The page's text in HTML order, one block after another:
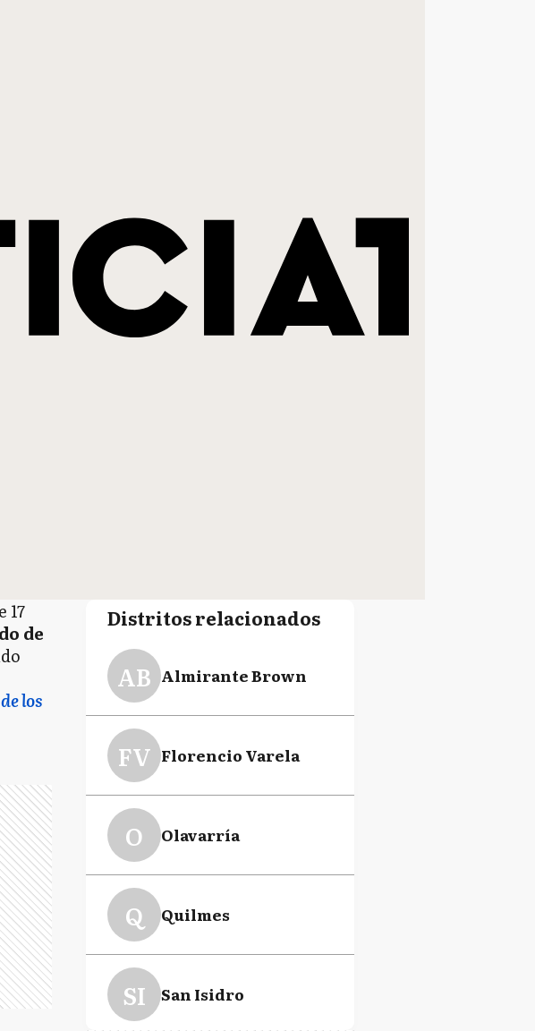
17
de
los
Distritos relacionados
AB Almirante Brown
FV Florencio Varela
O Olavarría
Q Quilmes
SI San Isidro